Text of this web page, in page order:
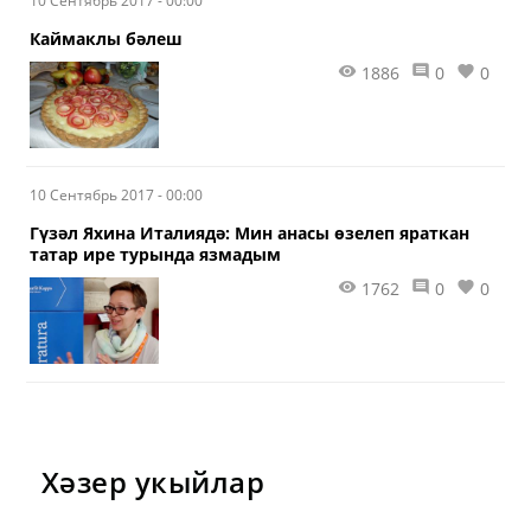
Каймаклы бәлеш
1886
0 0
10 Сентябрь 2017 - 00:00
Гүзәл Яхина Италиядә: Мин анасы өзелеп яраткан
татар ире турында язмадым
1762
0 0
Хәзер укыйлар